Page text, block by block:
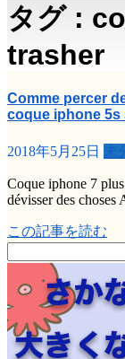
タグ :
trasher
Comme percer
coque iphone
2018年5月25日 未
Coque iphone 7
dévisser des
この記事を読む
索: